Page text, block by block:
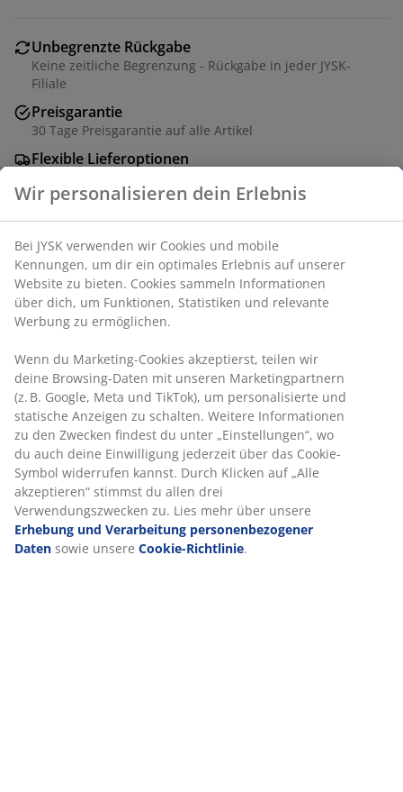
Unbegrenzte Rückgabe
Keine zeitliche Begrenzung - Rückgabe in jeder JYSK-
Filiale
Preisgarantie
30 Tage Preisgarantie auf alle Artikel
Flexible Lieferoptionen
Tisch: Massivholz und Eichenfurnier. Exkl.
Zusatzplatten. B100 x L160 x H75 cm. Stuhl: Stoff und
Stahl.
Artikelnummer: S000155
Dieses Set besteht aus folgenden
Artikeln
Produkteigenschaften
Wir personalisieren dein Erlebnis
Bei JYSK verwenden wir Cookies und mobile
Kennungen, um dir ein optimales Erlebnis auf unserer
Website zu bieten. Cookies sammeln Informationen
über dich, um Funktionen, Statistiken und relevante
Werbung zu ermöglichen.
Wenn du Marketing-Cookies akzeptierst, teilen wir
deine Browsing-Daten mit unseren Marketingpartnern
(z. B. Google, Meta und TikTok), um personalisierte und
statische Anzeigen zu schalten. Weitere Informationen
zu den Zwecken findest du unter „Einstellungen“, wo
du auch deine Einwilligung jederzeit über das Cookie-
Symbol widerrufen kannst. Durch Klicken auf „Alle
akzeptieren“ stimmst du allen drei
Verwendungszwecken zu. Lies mehr über unsere
Erhebung und Verarbeitung personenbezogener
Daten sowie unsere Cookie-Richtlinie.